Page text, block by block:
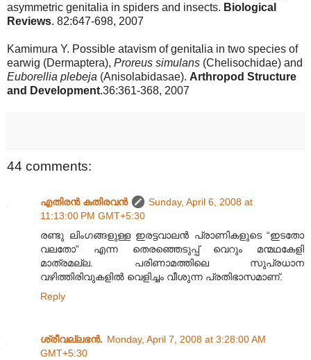
asymmetric genitalia in spiders and insects. Biological
Reviews. 82:647-698, 2007
Kamimura Y. Possible atavism of genitalia in two species of
earwig (Dermaptera), Proreus simulans (Chelisochidae) and
Euborellia plebeja (Anisolabidasae). Arthropod Structure
and Development.36:361-368, 2007
44 comments:
എതിരന്‍ കതിരവന്‍
Sunday, April 6, 2008 at
11:13:00 PM GMT+5:30
രണ്ടു ലിംഗങ്ങളുള്ള ഇരട്ടവാലന്‍ പ്രാണികളുടെ “ഇടതോ
വലതോ” എന്ന തെരഞ്ഞെടുപ്പ് വെറും മന്മഥകേളി
മാത്രമല്ല. പരിണാമത്തിലെ സുപ്രധാന
വഴിത്തിരിവുകളില്‍ വെളിച്ചം വീശുന്ന പ്രതിഭാസമാണ്.
Reply
ശ്രീവല്ലഭന്‍. Monday, April 7, 2008 at 3:28:00 AM
GMT+5:30